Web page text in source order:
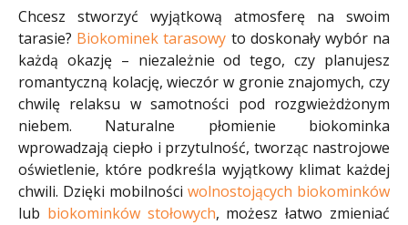
Chcesz stworzyć wyjątkową atmosferę na swoim
tarasie? Biokominek tarasowy to doskonały wybór na
każdą okazję – niezależnie od tego, czy planujesz
romantyczną kolację, wieczór w gronie znajomych, czy
chwilę relaksu w samotności pod rozgwieżdżonym
niebem. Naturalne płomienie biokominka
wprowadzają ciepło i przytulność, tworząc nastrojowe
oświetlenie, które podkreśla wyjątkowy klimat każdej
chwili. Dzięki mobilności wolnostojących biokominków
lub biokominków stołowych, możesz łatwo zmieniać